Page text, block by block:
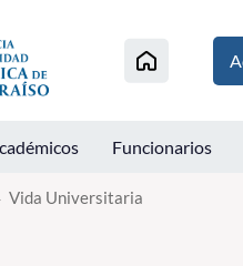
al contenido
Funcionarios
Vida Universitaria